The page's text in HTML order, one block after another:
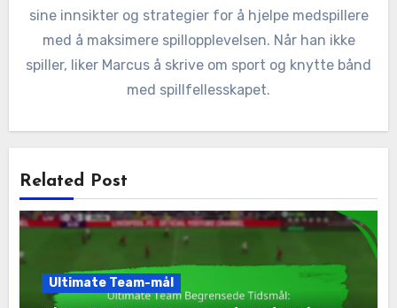
sine innsikter og strategier for å hjelpe medspillere
med å maksimere spillopplevelsen. Når han ikke
spiller, liker Marcus å skrive om sport og knytte bånd
med spillfellesskapet.
Related Post
Ultimate Team-mål